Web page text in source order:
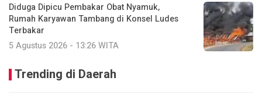
Diduga Dipicu Pembakar Obat Nyamuk,
Rumah Karyawan Tambang di Konsel Ludes
Terbakar
5 Agustus 2026 - 13:26 WITA
Trending di Daerah